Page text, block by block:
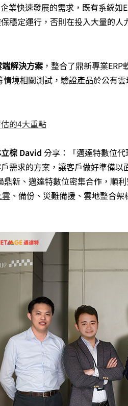
業快速發展的需求，既有系統
穩定運行，否則在投入大量的
端解決方案 ，整合了鼎新專業
情境相關測試，驗證產品於公有
的4大重點
棕 David 分享：「邁達特數位
需求的方案，讓客戶做好準備以
鼎新、邁達特數位密集合作，順
、備份、災難備援、雲地整合